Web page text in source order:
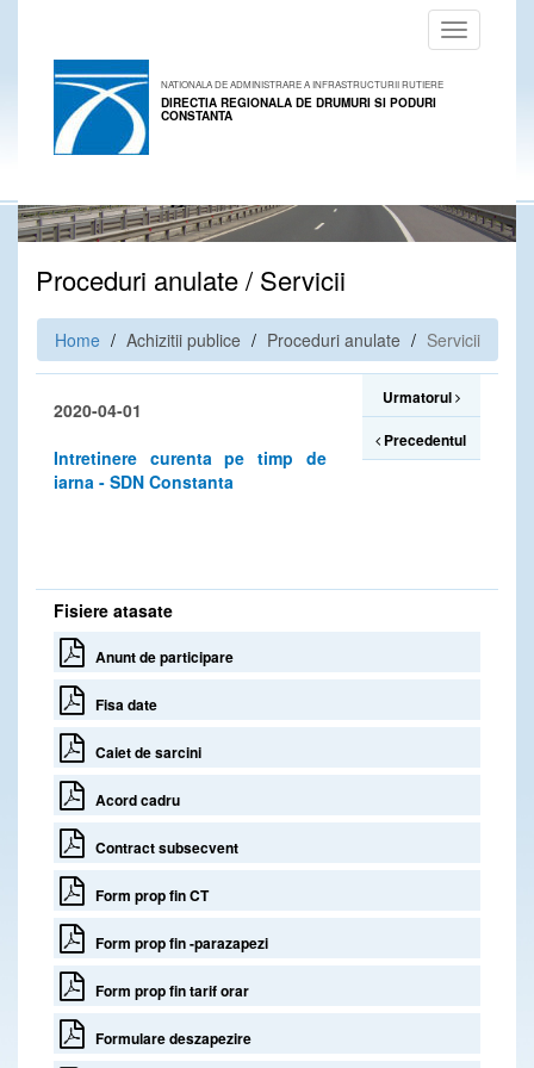
Toggle
navigation
NATIONALA DE ADMINISTRARE A INFRASTRUCTURII RUTIERE
DIRECTIA REGIONALA DE DRUMURI SI PODURI
CONSTANTA
Proceduri anulate / Servicii
Home Achizitii publice Proceduri anulate Servicii
2020-04-01
Intretinere curenta pe timp de
iarna - SDN Constanta
Urmatorul
Precedentul
Fisiere atasate
Anunt de participare
Fisa date
Caiet de sarcini
Acord cadru
Contract subsecvent
Form prop fin CT
Form prop fin -parazapezi
Form prop fin tarif orar
Formulare deszapezire